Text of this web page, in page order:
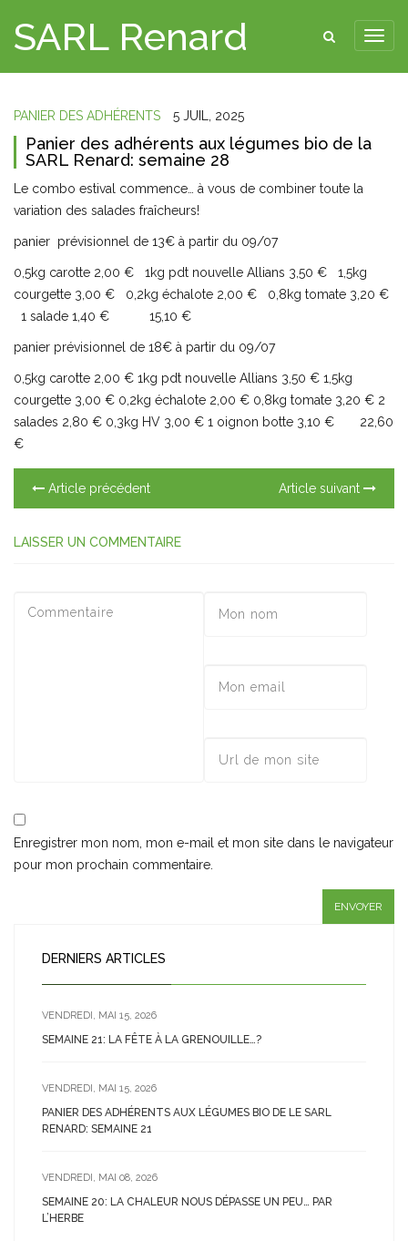
SARL Renard
PANIER DES ADHÉRENTS 5 JUIL, 2025
Panier des adhérents aux légumes bio de la
SARL Renard: semaine 28
Le combo estival commence… à vous de combiner toute la
variation des salades fraîcheurs!
panier prévisionnel de 13€ à partir du 09/07
0,5kg carotte 2,00 € 1kg pdt nouvelle Allians 3,50 € 1,5kg
courgette 3,00 € 0,2kg échalote 2,00 € 0,8kg tomate 3,20 €
1 salade 1,40 € 15,10 €
panier prévisionnel de 18€ à partir du 09/07
0,5kg carotte 2,00 € 1kg pdt nouvelle Allians 3,50 € 1,5kg
courgette 3,00 € 0,2kg échalote 2,00 € 0,8kg tomate 3,20 € 2
salades 2,80 € 0,3kg HV 3,00 € 1 oignon botte 3,10 € 22,60
€
Article précédent Article suivant
LAISSER UN COMMENTAIRE
Enregistrer mon nom, mon e-mail et mon site dans le navigateur
pour mon prochain commentaire.
DERNIERS ARTICLES
VENDREDI, MAI 15, 2026
SEMAINE 21: LA FÊTE À LA GRENOUILLE…?
VENDREDI, MAI 15, 2026
PANIER DES ADHÉRENTS AUX LÉGUMES BIO DE LE SARL
RENARD: SEMAINE 21
VENDREDI, MAI 08, 2026
SEMAINE 20: LA CHALEUR NOUS DÉPASSE UN PEU… PAR
L’HERBE